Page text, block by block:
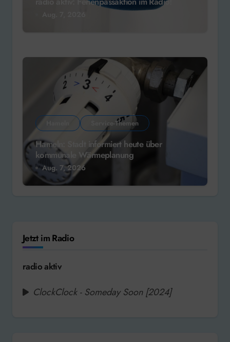
Service-Themen
Hameln: Stadt informiert heute über
kommunale Wärmeplanung
Aug. 7, 2026
Jetzt im Radio
radio aktiv
ClockClock - Someday Soon [2024]